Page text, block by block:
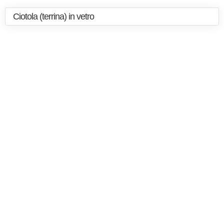
Ciotola (terrina) in vetro